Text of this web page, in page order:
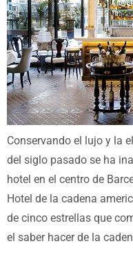
Conservando el lujo y la
del siglo pasado se ha
hotel en el centro de
Hotel de la cadena
de cinco estrellas que
el saber hacer de la